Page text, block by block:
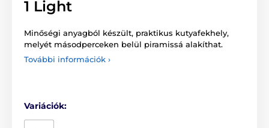
1 Light
Minőségi anyagból készült, praktikus kutyafekhely,
melyét másodperceken belül piramissá alakíthat.
További információk ›
Variációk: